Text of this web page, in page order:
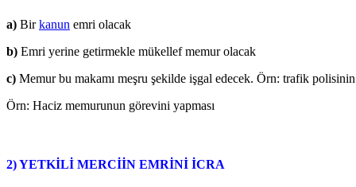
a) Birkanun emri olacak
b) Emri yerine getirmekle mükellef memur olacak
c) Memur bu makamı meşru şekilde işgal edecek. Örn: trafik
Örn: Haciz memurunun görevini yapması
2) YETKİLİ MERCİİN EMRİNİ İCRA